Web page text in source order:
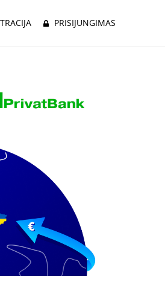
PRISIJUNGIMAS